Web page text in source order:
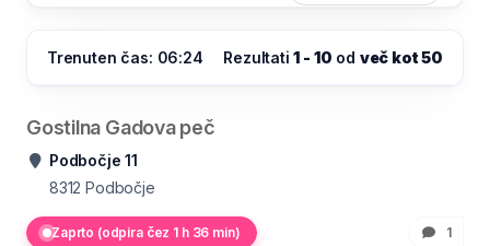
Trenuten čas: 06:24 Rezultati1 - 10 od več kot 50
Gostilna Gadova peč
Podbočje 11
8312 Podbočje
Zaprto (odpira čez 1 h 36 min) 1